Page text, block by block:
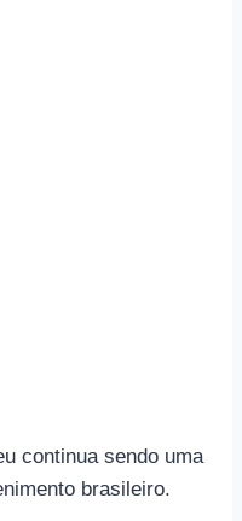
continua sendo uma
brasileiro.